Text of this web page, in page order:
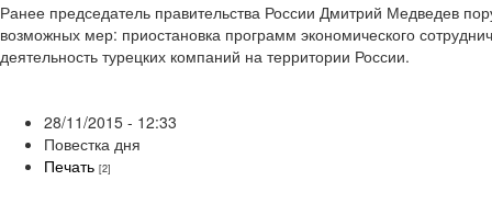
Ранее председатель правительства России Дмитрий Медведев
возможных мер: приостановка программ экономического
деятельность турецких компаний на территории России.
28/11/2015 - 12:33
Повестка дня
Печать [2]